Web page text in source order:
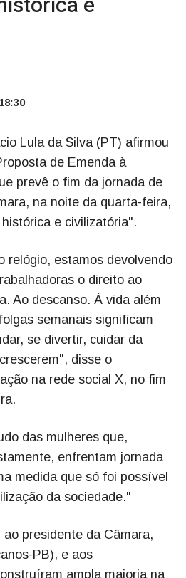
Lula da Silva (PT) afirmou
de Emenda à
prevê o fim da jornada de
na noite da quarta-feira,
e civilizatória".
relógio, estamos devolvendo
o direito ao
Ao descanso. À vida além
semanais significam
se divertir, cuidar da
disse o
na rede social X, no fim
das mulheres que,
enfrentam jornada
medida que só foi possível
da sociedade."
presidente da Câmara,
PB), e aos
ampla maioria na